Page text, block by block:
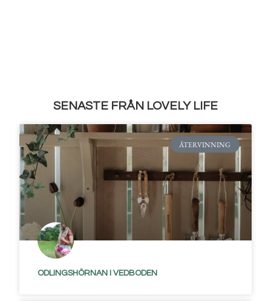
SENASTE FRÅN LOVELY LIFE
ÅTERVINNING
ODLINGSHÖRNAN I VEDBODEN